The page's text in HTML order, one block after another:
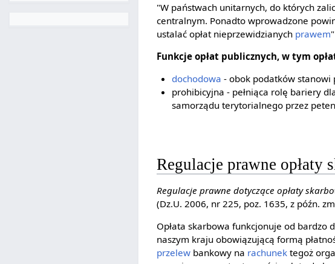
"W państwach unitarnych, do których
centralnym. Ponadto wprowadzone
ustalać opłat nieprzewidzianych prawem
Funkcje opłat publicznych, w tym
dochodowa - obok podatków stanowi
prohibicyjna - pełniąca rolę bariery
samorządu terytorialnego przez
Regulacje prawne opłaty
Regulacje prawne dotyczące opłaty
(Dz.U. 2006, nr 225, poz. 1635, z późn.
Opłata skarbowa funkcjonuje od bardzo
naszym kraju obowiązującą formą
przelew bankowy na rachunek tegoż